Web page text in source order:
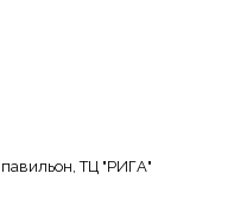
ТЦ "РИГА"